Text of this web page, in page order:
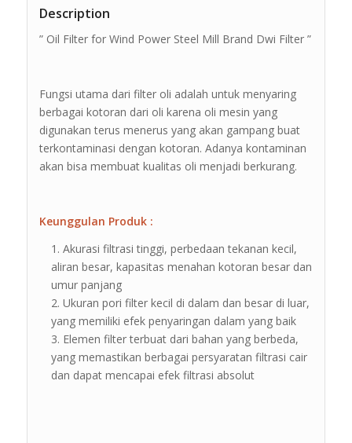
Description
” Oil Filter for Wind Power Steel Mill Brand Dwi Filter ”
Fungsi utama dari filter oli adalah untuk menyaring
berbagai kotoran dari oli karena oli mesin yang
digunakan terus menerus yang akan gampang buat
terkontaminasi dengan kotoran. Adanya kontaminan
akan bisa membuat kualitas oli menjadi berkurang.
Keunggulan Produk :
Akurasi filtrasi tinggi, perbedaan tekanan kecil,
aliran besar, kapasitas menahan kotoran besar dan
umur panjang
Ukuran pori filter kecil di dalam dan besar di luar,
yang memiliki efek penyaringan dalam yang baik
Elemen filter terbuat dari bahan yang berbeda,
yang memastikan berbagai persyaratan filtrasi cair
dan dapat mencapai efek filtrasi absolut